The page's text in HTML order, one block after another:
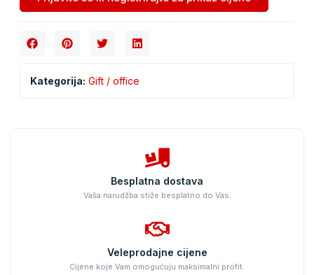
Kategorija: Gift / office
Besplatna dostava
Vaša narudžba stiže besplatno do Vas.
Veleprodajne cijene
Cijene koje Vam omogućuju maksimalni profit.